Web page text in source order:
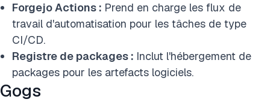
Forgejo Actions : Prend en charge les flux de
travail d'automatisation pour les tâches de type
CI/CD.
Registre de packages : Inclut l'hébergement de
packages pour les artefacts logiciels.
Gogs